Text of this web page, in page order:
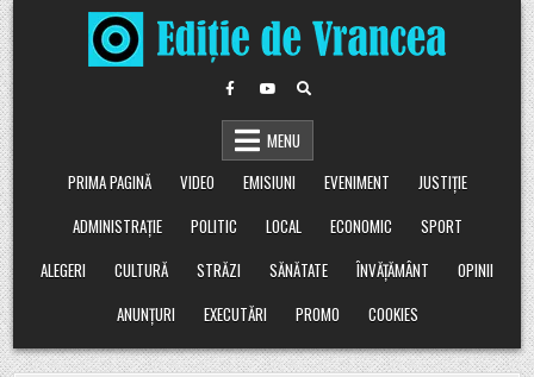
Skip
to
content
MENU
PRIMA PAGINĂ
VIDEO EMISIUNI EVENIMENT
JUSTIȚIE
ADMINISTRAȚIE
POLITIC LOCAL ECONOMIC
SPORT
ALEGERI
CULTURĂ STRĂZI SĂNĂTATE ÎNVĂȚĂMÂNT
OPINII
ANUNȚURI
EXECUTĂRI PROMO COOKIES